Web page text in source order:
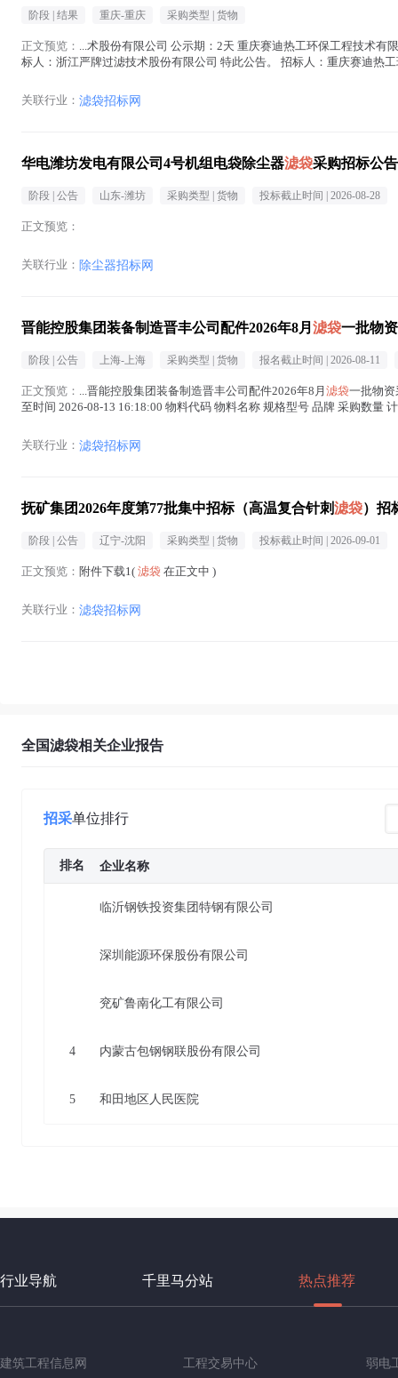
阶段 | 结果 重庆-重庆 采购类型 | 货物
正文预览： ...术股份有限公司 公示期：2天 重庆赛迪热工环保工程技术有
标人：浙江严牌过滤技术股份有限公司 特此公告。 招标人：重庆赛迪热
关联行业： 滤袋招标网
华电潍坊发电有限公司4号机组电袋除尘器滤袋采购招标公告
阶段 | 公告 山东-潍坊 采购类型 | 货物 投标截止时间 | 2026-08-28
正文预览：
关联行业： 除尘器招标网
晋能控股集团装备制造晋丰公司配件2026年8月 滤袋一批物
阶段 | 公告 上海-上海 采购类型 | 货物 报名截止时间 | 2026-08-11
正文预览： ...晋能控股集团装备制造晋丰公司配件2026年8月 滤袋一批物资
至时间 2026-08-13 16:18:00 物料代码 物料名称 规格型号 品牌 采购数量
关联行业： 滤袋招标网
抚矿集团2026年度第77批集中招标（高温复合针刺滤袋）招
阶段 | 公告 辽宁-沈阳 采购类型 | 货物 投标截止时间 | 2026-09-01
正文预览： 附件下载1( 滤袋 在正文中 )
关联行业： 滤袋招标网
全国滤袋相关企业报告
招采单位排行
排名 企业名称
临沂钢铁投资集团特钢有限公司
深圳能源环保股份有限公司
兖矿鲁南化工有限公司
4 内蒙古包钢钢联股份有限公司
5 和田地区人民医院
行业导航 千里马分站 热点推荐
建筑工程信息网 工程交易中心 弱电